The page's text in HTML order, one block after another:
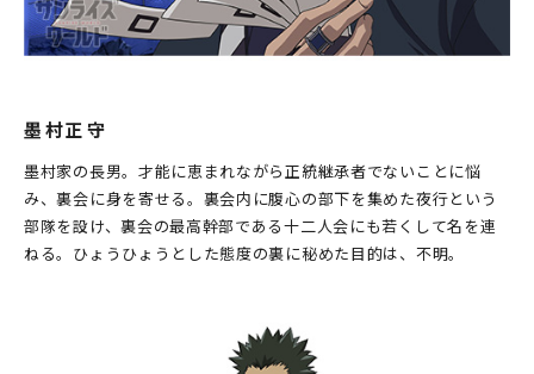
墨村正守
墨村家の長男。才能に恵まれながら正統継承者でないことに悩
み、裏会に身を寄せる。裏会内に腹心の部下を集めた夜行という
部隊を設け、裏会の最高幹部である十二人会にも若くして名を連
ねる。ひょうひょうとした態度の裏に秘めた目的は、不明。